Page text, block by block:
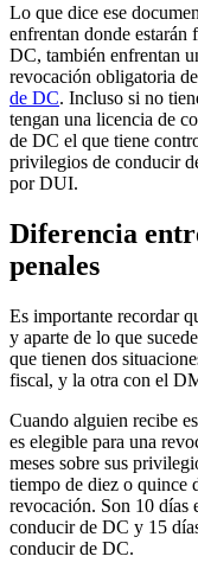
Lo que dice ese
enfrentan donde
DC, también enfrentan
revocación obligatoria
de DC. Incluso si no
tengan una licencia de
de DC el que tiene
privilegios de conducir
por DUI.
Diferencia
penales
Es importante recordar
y aparte de lo que
que tienen dos
fiscal, y la otra con el
Cuando alguien recibe
es elegible para una
meses sobre sus
tiempo de diez o quince
revocación. Son 10 días
conducir de DC y 15
conducir de DC.